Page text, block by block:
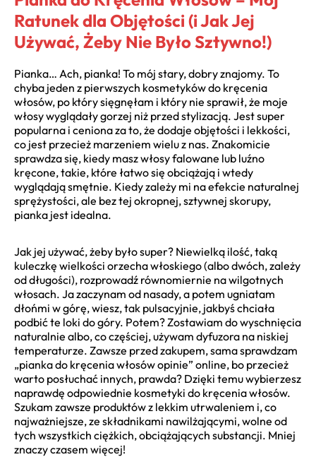
Ratunek dla Objętości (i Jak Jej
Używać, Żeby Nie Było Sztywno!)
Pianka… Ach, pianka! To mój stary, dobry znajomy. To
chyba jeden z pierwszych kosmetyków do kręcenia
włosów, po który sięgnęłam i który nie sprawił, że moje
włosy wyglądały gorzej niż przed stylizacją. Jest super
popularna i ceniona za to, że dodaje objętości i lekkości,
co jest przecież marzeniem wielu z nas. Znakomicie
sprawdza się, kiedy masz włosy falowane lub luźno
kręcone, takie, które łatwo się obciążają i wtedy
wyglądają smętnie. Kiedy zależy mi na efekcie naturalnej
sprężystości, ale bez tej okropnej, sztywnej skorupy,
pianka jest idealna.
Jak jej używać, żeby było super? Niewielką ilość, taką
kuleczkę wielkości orzecha włoskiego (albo dwóch, zależy
od długości), rozprowadź równomiernie na wilgotnych
włosach. Ja zaczynam od nasady, a potem ugniatam
dłońmi w górę, wiesz, tak pulsacyjnie, jakbyś chciała
podbić te loki do góry. Potem? Zostawiam do wyschnięcia
naturalnie albo, co częściej, używam dyfuzora na niskiej
temperaturze. Zawsze przed zakupem, sama sprawdzam
„pianka do kręcenia włosów opinie” online, bo przecież
warto posłuchać innych, prawda? Dzięki temu wybierzesz
naprawdę odpowiednie kosmetyki do kręcenia włosów.
Szukam zawsze produktów z lekkim utrwaleniem i, co
najważniejsze, ze składnikami nawilżającymi, wolne od
tych wszystkich ciężkich, obciążających substancji. Mniej
znaczy czasem więcej!